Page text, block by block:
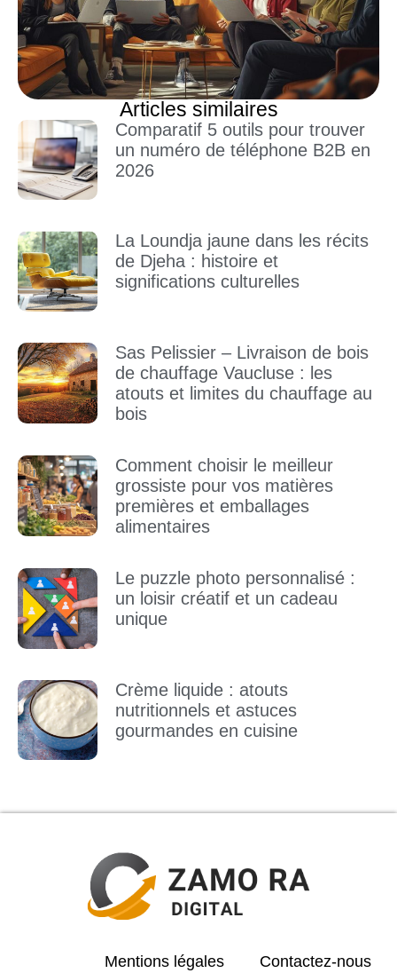
Articles similaires
Comparatif 5 outils pour trouver
un numéro de téléphone B2B en
2026
La Loundja jaune dans les récits
de Djeha : histoire et
significations culturelles
Sas Pelissier – Livraison de bois
de chauffage Vaucluse : les
atouts et limites du chauffage au
bois
Comment choisir le meilleur
grossiste pour vos matières
premières et emballages
alimentaires
Le puzzle photo personnalisé :
un loisir créatif et un cadeau
unique
Crème liquide : atouts
nutritionnels et astuces
gourmandes en cuisine
Mentions légales Contactez-nous